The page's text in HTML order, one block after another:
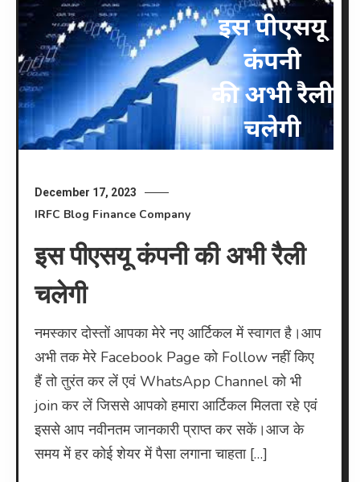
December 17, 2023
IRFC Blog Finance Company
इस पीएसयू कंपनी की अभी रैली
चलेगी
नमस्कार दोस्तों आपका मेरे नए आर्टिकल में स्वागत है।आप
अभी तक मेरे Facebook Page को Follow नहीं किए
हैं तो तुरंत कर लें एवं WhatsApp Channel को भी
join कर लें जिससे आपको हमारा आर्टिकल मिलता रहे एवं
इससे आप नवीनतम जानकारी प्राप्त कर सकें।आज के
समय में हर कोई शेयर में पैसा लगाना चाहता […]